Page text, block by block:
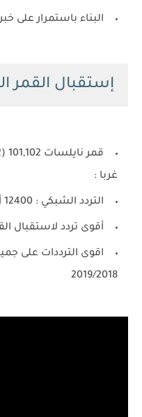
البناء باستمرار على
إستقبال القمر
غربا :
التردد الشبكي : 12400 أفقي 27500 4\3
أقوى تردد لاستقبال القمر : 11785 عمودي
اقوى الترددات على
2019/2018